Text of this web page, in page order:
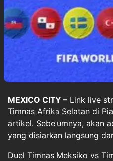
MEXICO CITY – Link live
Timnas Afrika Selatan di
artikel. Sebelumnya, akan
yang disiarkan langsung
Duel Timnas Meksiko vs